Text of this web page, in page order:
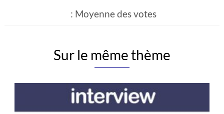
: Moyenne des votes
Sur le même thème